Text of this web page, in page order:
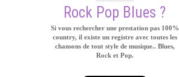
Rock Pop Blues ?
Si vous rechercher une prestation pas 100%
country, il existe un registre avec toutes les
chansons de tout style de musique.. Blues,
Rock et Pop.